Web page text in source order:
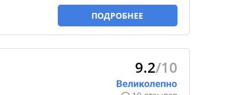
ПОДРОБНЕЕ
9.2/10